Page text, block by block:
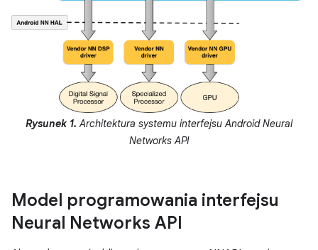
Rysunek 1. Architektura systemu interfejsu Android Neural
Networks API
Model programowania interfejsu
Neural Networks API